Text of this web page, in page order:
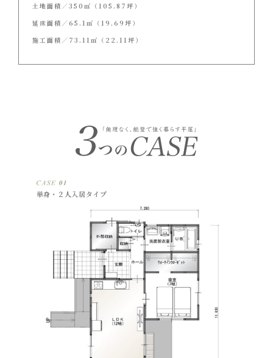
土地面積／350㎡（105.87坪）
延床面積／65.1㎡（19.69坪）
施工面積／73.11㎡（22.11坪）
単身・２人入居タイプ